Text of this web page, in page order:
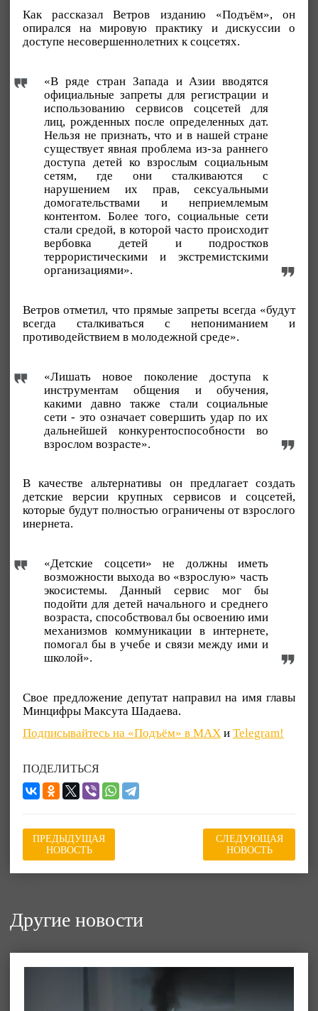
Как рассказал Ветров изданию «Подъём», он
опирался на мировую практику и дискуссии о
доступе несовершеннолетних к соцсетях.
«В ряде стран Запада и Азии вводятся
официальные запреты для регистрации и
использованию сервисов соцсетей для
лиц, рожденных после определенных дат.
Нельзя не признать, что и в нашей стране
существует явная проблема из-за раннего
доступа детей ко взрослым социальным
сетям, где они сталкиваются с
нарушением их прав, сексуальными
домогательствами и неприемлемым
контентом. Более того, социальные сети
стали средой, в которой часто происходит
вербовка детей и подростков
террористическими и экстремистскими
организациями».
Ветров отметил, что прямые запреты всегда «будут
всегда сталкиваться с непониманием и
противодействием в молодежной среде».
«Лишать новое поколение доступа к
инструментам общения и обучения,
какими давно также стали социальные
сети - это означает совершить удар по их
дальнейшей конкурентоспособности во
взрослом возрасте».
В качестве альтернативы он предлагает создать
детские версии крупных сервисов и соцсетей,
которые будут полностью ограничены от взрослого
инернета.
«Детские соцсети» не должны иметь
возможности выхода во «взрослую» часть
экосистемы. Данный сервис мог бы
подойти для детей начального и среднего
возраста, способствовал бы освоению ими
механизмов коммуникации в интернете,
помогал бы в учебе и связи между ими и
школой».
Свое предложение депутат направил на имя главы
Минцифры Максута Шадаева.
Подписывайтесь на «Подъём» в MAX и Telegram!
ПОДЕЛИТЬСЯ
ПРЕДЫДУЩАЯ
НОВОСТЬ
СЛЕДУЮЩАЯ
НОВОСТЬ
Другие новости